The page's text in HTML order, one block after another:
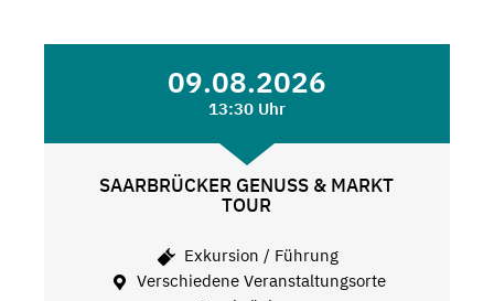
09.08.2026
13:30 Uhr
SAARBRÜCKER GENUSS & MARKT
TOUR
Exkursion / Führung
Verschiedene Veranstaltungsorte